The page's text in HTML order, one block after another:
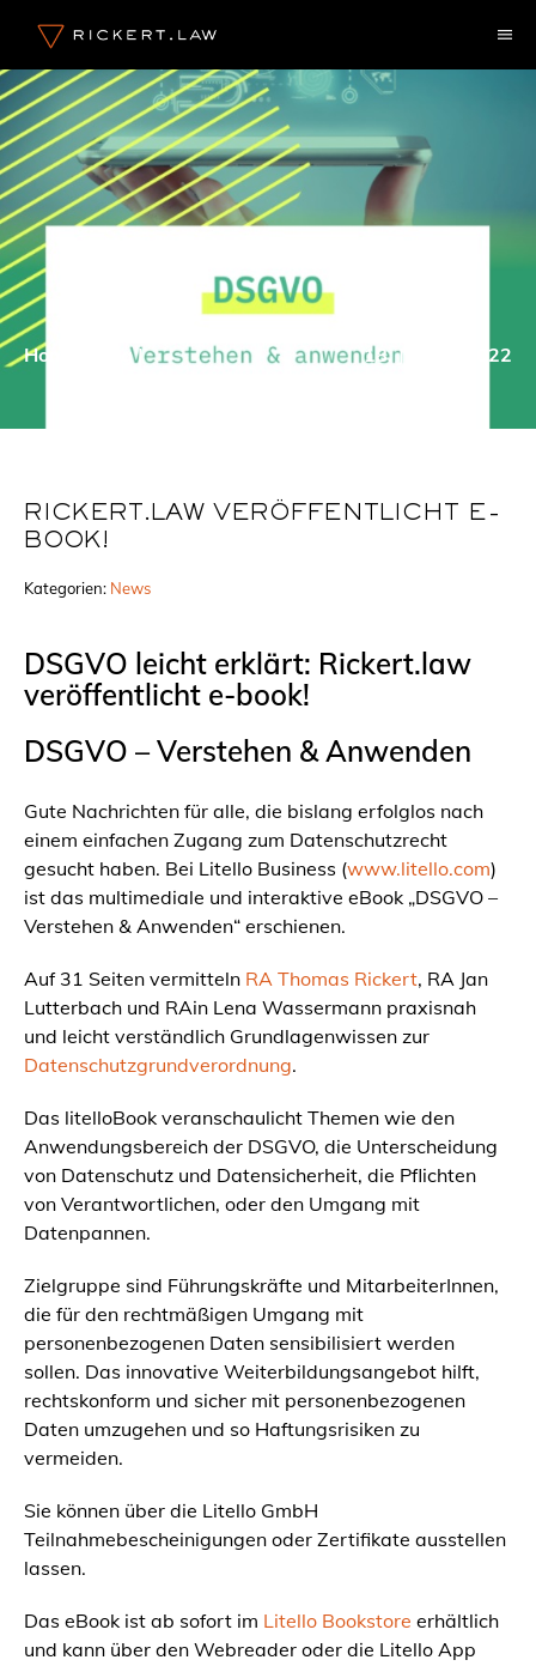
Inhalt
springen
Home Blog| 18. Januar 2022
RICKERT.LAW VERÖFFENTLICHT E-
BOOK!
Kategorien: News
DSGVO leicht erklärt: Rickert.law
veröffentlicht e-book!
DSGVO – Verstehen & Anwenden
Gute Nachrichten für alle, die bislang erfolglos nach
einem einfachen Zugang zum Datenschutzrecht
gesucht haben. Bei Litello Business (www.litello.com)
ist das multimediale und interaktive eBook „DSGVO –
Verstehen & Anwenden“ erschienen.
Auf 31 Seiten vermitteln RA Thomas Rickert, RA Jan
Lutterbach und RAin Lena Wassermann praxisnah
und leicht verständlich Grundlagenwissen zur
Datenschutzgrundverordnung.
Das litelloBook veranschaulicht Themen wie den
Anwendungsbereich der DSGVO, die Unterscheidung
von Datenschutz und Datensicherheit, die Pflichten
von Verantwortlichen, oder den Umgang mit
Datenpannen.
Zielgruppe sind Führungskräfte und MitarbeiterInnen,
die für den rechtmäßigen Umgang mit
personenbezogenen Daten sensibilisiert werden
sollen. Das innovative Weiterbildungsangebot hilft,
rechtskonform und sicher mit personenbezogenen
Daten umzugehen und so Haftungsrisiken zu
vermeiden.
Sie können über die Litello GmbH
Teilnahmebescheinigungen oder Zertifikate ausstellen
lassen.
Das eBook ist ab sofort im Litello Bookstore erhältlich
und kann über den Webreader oder die Litello App